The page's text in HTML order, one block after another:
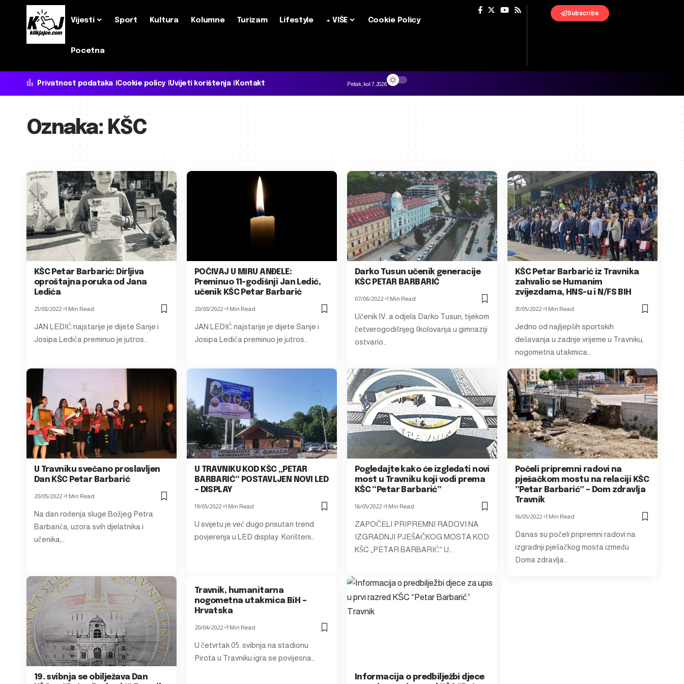
Vijesti Sport Kultura Kolumne Turizam Lifestyle + VIŠE Cookie Policy
Pocetna
Subscribe
Privatnost podataka Cookie policy Uvijeti korištenja Kontakt Petak, kol 7, 2026
Oznaka: KŠC
KŠC Petar Barbarić: Dirljiva
oproštajna poruka od Jana
Ledića
21/08/2022 1 Min Read
JAN LEDIĆ najstarije je dijete Sanje i
Josipa Ledića preminuo je jutros…
POČIVAJ U MIRU ANĐELE:
Preminuo 11-godišnji Jan Ledić,
učenik KŠC Petar Barbarić
20/08/2022 1 Min Read
JAN LEDIĆ najstarije je dijete Sanje i
Josipa Ledića preminuo je jutros…
Darko Tusun učenik generacije
KŠC PETAR BARBARIĆ
07/06/2022 1 Min Read
Učenik IV. a odjela Darko Tusun, tijekom
četverogodišnjeg školovanja u gimnaziji
ostvario…
KŠC Petar Barbarić iz Travnika
zahvalio se Humanim
zvijezdama, HNS-u i N/FS BIH
31/05/2022 1 Min Read
Jedno od najljepših sportskih
dešavanja u zadnje vrijeme u Travniku,
nogometna utakmica…
U Travniku svečano proslavljen
Dan KŠC Petar Barbarić
20/05/2022 1 Min Read
Na dan rođenja sluge Božjeg Petra
Barbarića, uzora svih djelatnika i
učenika,…
U TRAVNIKU KOD KŠC „PETAR
BARBARIĆ“ POSTAVLJEN NOVI LED
– DISPLAY
19/05/2022 1 Min Read
U svijetu je već dugo prisutan trend
povjerenja u LED display. Korišteni…
Pogledajte kako će izgledati novi
most u Travniku koji vodi prema
KŠC “Petar Barbarić”
16/05/2022 1 Min Read
ZAPOČELI PRIPREMNI RADOVI NA
IZGRADNJI PJEŠAČKOG MOSTA KOD
KŠC „PETAR BARBARIĆ“ U…
Počeli pripremni radovi na
pješačkom mostu na relaciji KŠC
”Petar Barbarić” – Dom zdravlja
Travnik
16/05/2022 1 Min Read
Danas su počeli pripremni radovi na
izgradnji pješačkog mosta između
Doma zdravlja…
19. svibnja se obilježava Dan
Travnik, humanitarna
nogometna utakmica BiH –
Hrvatska
20/04/2022 1 Min Read
U četvrtak 05. svibnja na stadionu
Pirota u Travniku igra se povijesna…
Informacija o predbilježbi djece